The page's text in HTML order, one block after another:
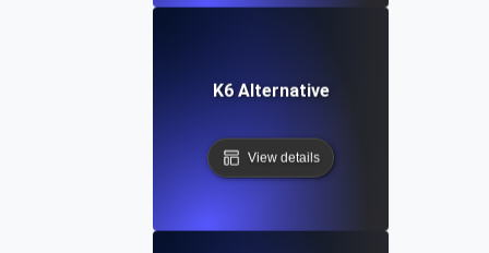
K6 Alternative
View details